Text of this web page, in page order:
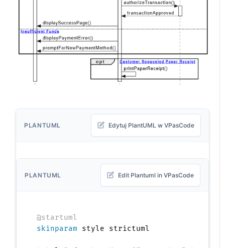
PLANTUML Edytuj PlantUML w VPasCode
PLANTUML Edit Plantuml in VPasCode
@startuml
skinparam style strictuml